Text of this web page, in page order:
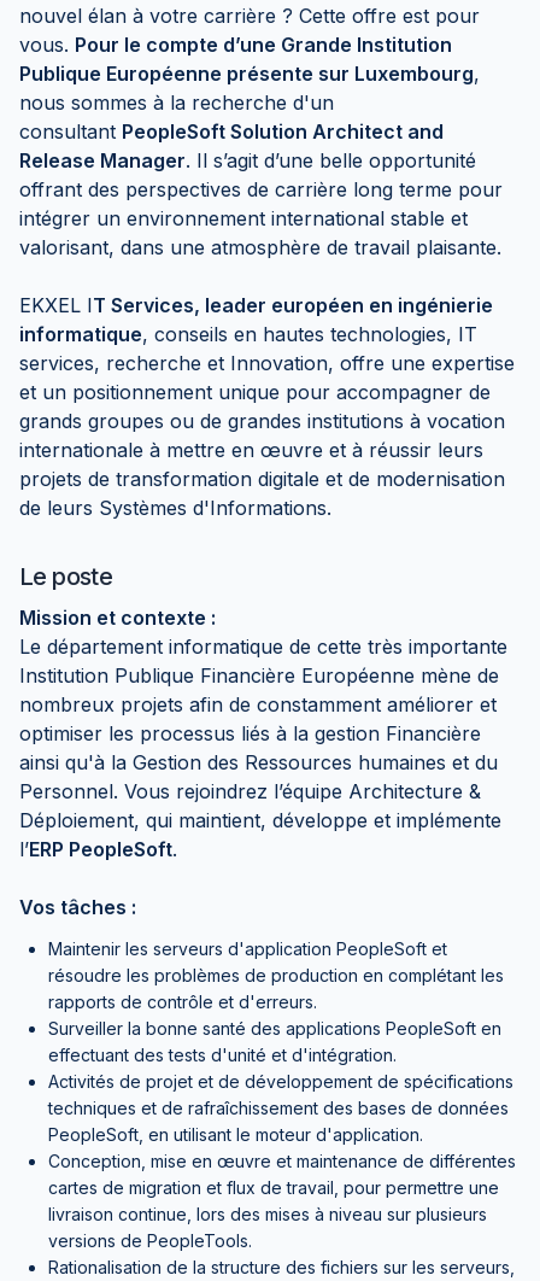
nouvel élan à votre carrière ? Cette offre est pour
vous. Pour le compte d’une Grande Institution
Publique Européenne présente sur Luxembourg,
nous sommes à la recherche d'un
consultant PeopleSoft Solution Architect and
Release Manager. Il s’agit d’une belle opportunité
offrant des perspectives de carrière long terme pour
intégrer un environnement international stable et
valorisant, dans une atmosphère de travail plaisante.
EKXEL IT Services, leader européen en ingénierie
informatique, conseils en hautes technologies, IT
services, recherche et Innovation, offre une expertise
et un positionnement unique pour accompagner de
grands groupes ou de grandes institutions à vocation
internationale à mettre en œuvre et à réussir leurs
projets de transformation digitale et de modernisation
de leurs Systèmes d'Informations.
Le poste
Mission et contexte :
Le département informatique de cette très importante
Institution Publique Financière Européenne mène de
nombreux projets afin de constamment améliorer et
optimiser les processus liés à la gestion Financière
ainsi qu'à la Gestion des Ressources humaines et du
Personnel. Vous rejoindrez l’équipe Architecture &
Déploiement, qui maintient, développe et implémente
l’ERP PeopleSoft.
Vos tâches :
Maintenir les serveurs d'application PeopleSoft et
résoudre les problèmes de production en complétant les
rapports de contrôle et d'erreurs.
Surveiller la bonne santé des applications PeopleSoft en
effectuant des tests d'unité et d'intégration.
Activités de projet et de développement de spécifications
techniques et de rafraîchissement des bases de données
PeopleSoft, en utilisant le moteur d'application.
Conception, mise en œuvre et maintenance de différentes
cartes de migration et flux de travail, pour permettre une
livraison continue, lors des mises à niveau sur plusieurs
versions de PeopleTools.
Rationalisation de la structure des fichiers sur les serveurs,